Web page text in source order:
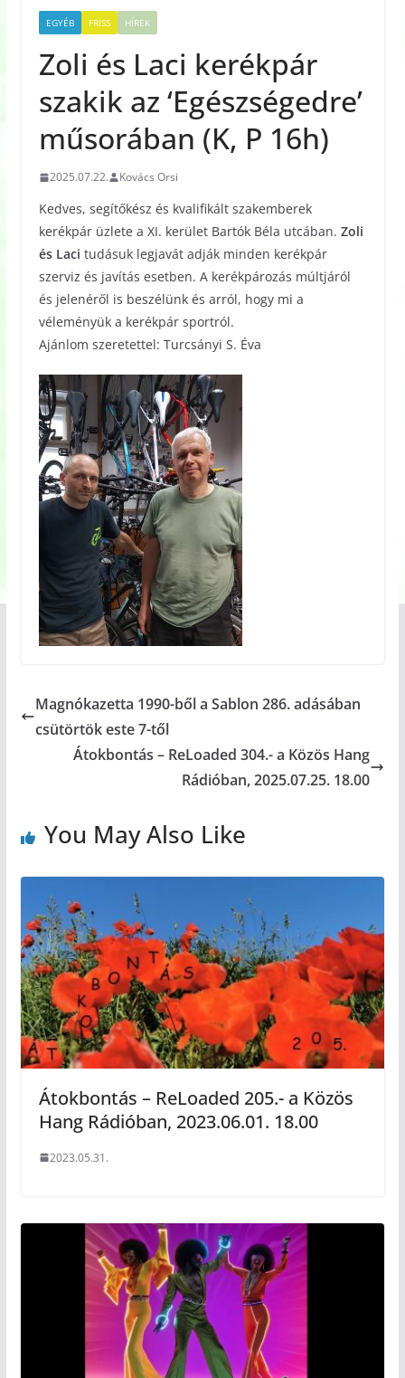
EGYÉB FRISS HÍREK
Zoli és Laci kerékpár
szakik az ‘Egészségedre’
műsorában (K, P 16h)
2025.07.22. Kovács Orsi
Kedves, segítőkész és kvalifikált szakemberek
kerékpár üzlete a XI. kerület Bartók Béla utcában. Zoli
és Laci tudásuk legjavát adják minden kerékpár
szerviz és javítás esetben. A kerékpározás múltjáról
és jelenéről is beszélünk és arról, hogy mi a
véleményük a kerékpár sportról.
Ajánlom szeretettel: Turcsányi S. Éva
Magnókazetta 1990-ből a Sablon 286. adásában
csütörtök este 7-től
Átokbontás – ReLoaded 304.- a Közös Hang
Rádióban, 2025.07.25. 18.00
You May Also Like
Átokbontás – ReLoaded 205.- a Közös
Hang Rádióban, 2023.06.01. 18.00
2023.05.31.